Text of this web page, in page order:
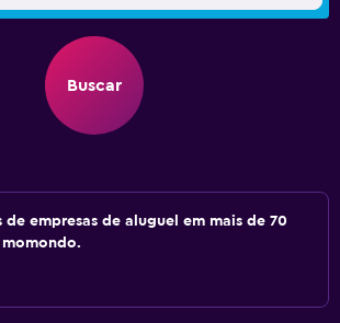
Buscar
de empresas de aluguel em mais de 70